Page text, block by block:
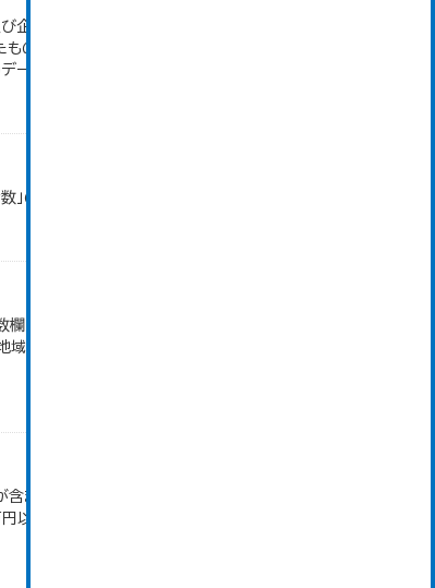
企業所得も含んでいるため、 個人の所得
ので、 新たなデータの入手や推計方法
タを参照しています。
のデータを参照しています。
欄については、1ha未満を四捨五入して
別経営耕地面積」のデータを参照してい
まれているため横の計と合致しない。
以上の農家。 平成12・17・22・27年数